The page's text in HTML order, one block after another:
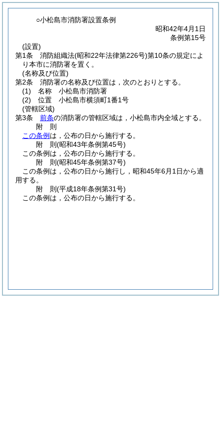
○小松島市消防署設置条例
昭和42年4月1日
条例第15号
(設置)
第1条
消防組織法(昭和22年法律第226号)第10条の規定によ
り本市に消防署を置く。
(名称及び位置)
第2条
消防署の名称及び位置は，次のとおりとする。
(1)
名称 小松島市消防署
(2)
位置 小松島市横須町1番1号
(管轄区域)
第3条
前条の消防署の管轄区域は，小松島市内全域とする。
附 則
この条例 は，公布の日から施行する。
附 則(昭和43年条例第45号)
この条例は，公布の日から施行する。
附 則(昭和45年条例第37号)
この条例は，公布の日から施行し，昭和45年6月1日から適
用する。
附 則(平成18年条例第31号)
この条例は，公布の日から施行する。